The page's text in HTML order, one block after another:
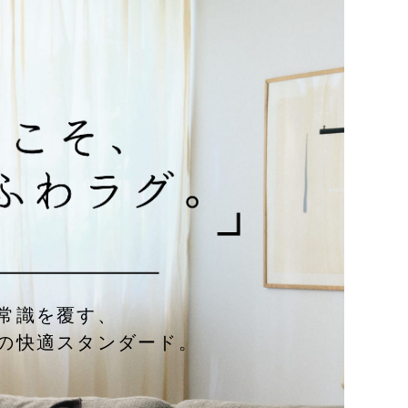
識を覆す、
快適スタンダード。